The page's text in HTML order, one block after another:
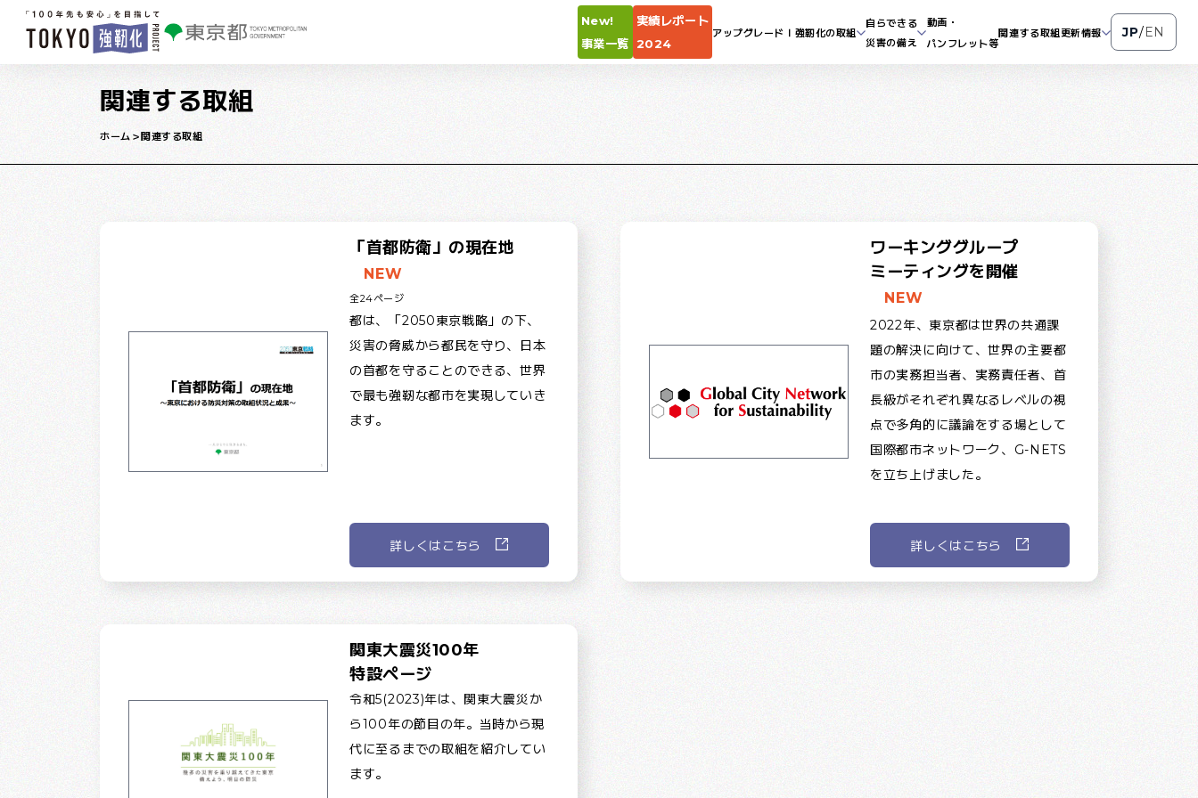
本文へ移動
New!
事業一覧
実績レポート
2024
アップグレードⅠ 強靭化の取組
自らできる
災害の備え
動画・
パンフレット等
関連する取組更新情報 JP/EN
関連する取組
ホーム 関連する取組
「首都防衛」の現在地
NEW
全24ページ
都は、「2050東京戦略」の下、
災害の脅威から都民を守り、日本
の首都を守ることのできる、世界
で最も強靭な都市を実現していき
ます。
詳しくはこちら
ワーキンググループ
ミーティングを開催
NEW
2022年、東京都は世界の共通課
題の解決に向けて、世界の主要都
市の実務担当者、実務責任者、首
長級がそれぞれ異なるレベルの視
点で多角的に議論をする場として
国際都市ネットワーク、G-NETS
を立ち上げました。
詳しくはこちら
関東大震災100年
特設ページ
令和5(2023)年は、関東大震災か
ら100年の節目の年。当時から現
代に至るまでの取組を紹介してい
ます。